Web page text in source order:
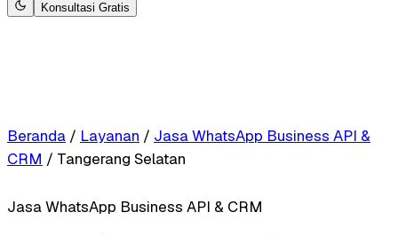
Konsultasi Gratis
Beranda / Layanan / Jasa WhatsApp Business API &
CRM / Tangerang Selatan
Jasa WhatsApp Business API & CRM